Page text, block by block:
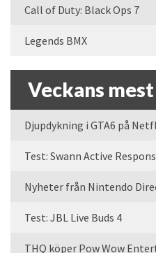
Call of Duty: Black Ops 7
Legends BMX
Veckans
Djupdykning i GTA6 på
Test: Swann Active
Nyheter från Nintendo
Test: JBL Live Buds 4
THQ köper Pow Wow